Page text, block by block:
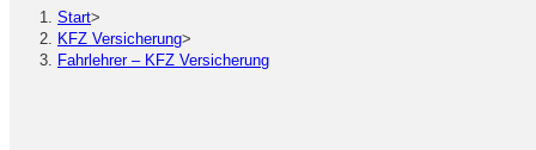
Start>
KFZ Versicherung>
Fahrlehrer – KFZ Versicherung